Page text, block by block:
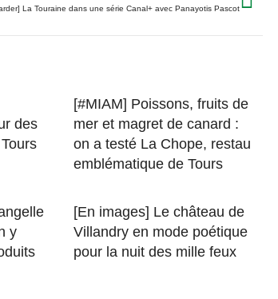
La Touraine dans une série Canal+ avec Panayotis Pascot
des
[#MIAM] Poissons, fruits de
mer et magret de canard :
on a testé La Chope, restau
emblématique de Tours
y
[En images] Le château de
Villandry en mode poétique
pour la nuit des mille feux